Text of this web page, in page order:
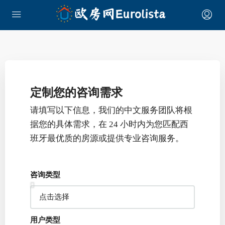
定制您的咨询需求
请填写以下信息，我们的中文服务团队将根
据您的具体需求，在 24 小时内为您匹配西
班牙最优质的房源或提供专业咨询服务。
咨询类型
用户类型